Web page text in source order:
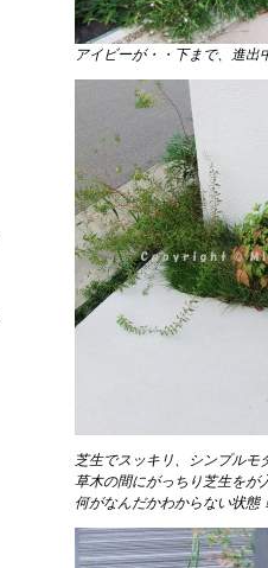
アイビーが・・下まで、進出
芝生でスッキリ、シンプルモ
草木の間にがっちり芝生をが
何がなんだかわからない状態